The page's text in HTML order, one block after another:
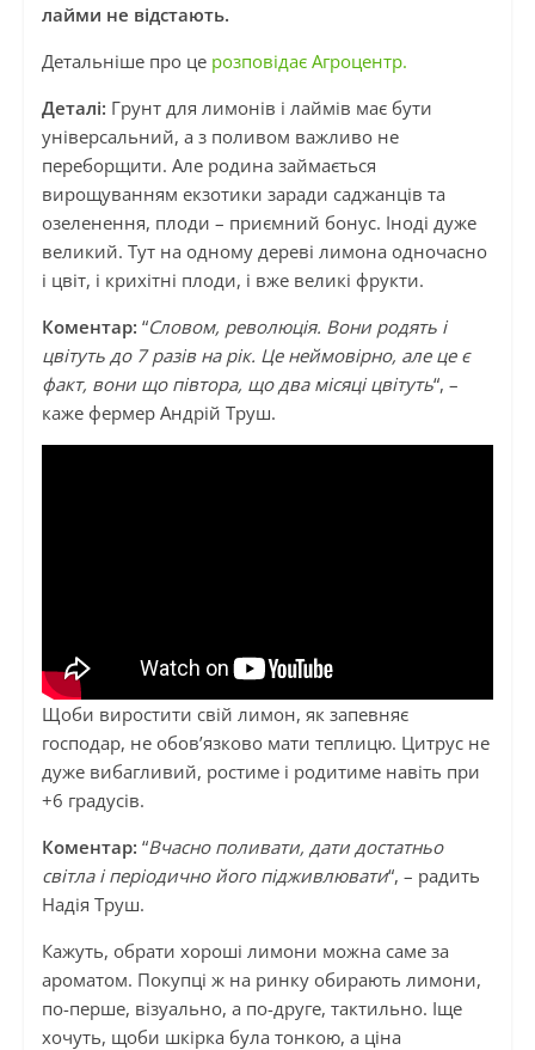
лайми не відстають.
Детальніше про це розповідає Агроцентр.
Деталі: Грунт для лимонів і лаймів має бути
універсальний, а з поливом важливо не
переборщити. Але родина займається
вирощуванням екзотики заради саджанців та
озеленення, плоди – приємний бонус. Іноді дуже
великий. Тут на одному дереві лимона одночасно
і цвіт, і крихітні плоди, і вже великі фрукти.
Коментар: “Словом, революція. Вони родять і
цвітуть до 7 разів на рік. Це неймовірно, але це є
факт, вони що півтора, що два місяці цвітуть“, –
каже фермер Андрій Труш.
Щоби виростити свій лимон, як запевняє
господар, не обов’язково мати теплицю. Цитрус не
дуже вибагливий, ростиме і родитиме навіть при
+6 градусів.
Коментар: “Вчасно поливати, дати достатньо
світла і періодично його підживлювати“, – радить
Надія Труш.
Кажуть, обрати хороші лимони можна саме за
ароматом. Покупці ж на ринку обирають лимони,
по-перше, візуально, а по-друге, тактильно. Іще
хочуть, щоби шкірка була тонкою, а ціна